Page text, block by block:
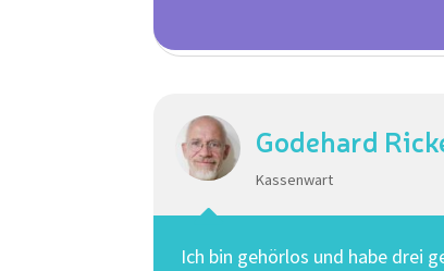
Godehard
Kassenwart
Ich bin gehörlos und habe drei